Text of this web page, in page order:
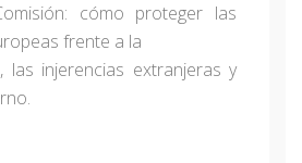
cómo proteger las
frente a la
las injerencias extranjeras y